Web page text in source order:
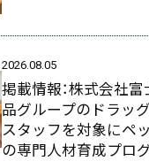
2026.08.05
掲載情報：株式会社富
品グループのドラッ
スタッフを対象にペ
の専門人材育成プロ